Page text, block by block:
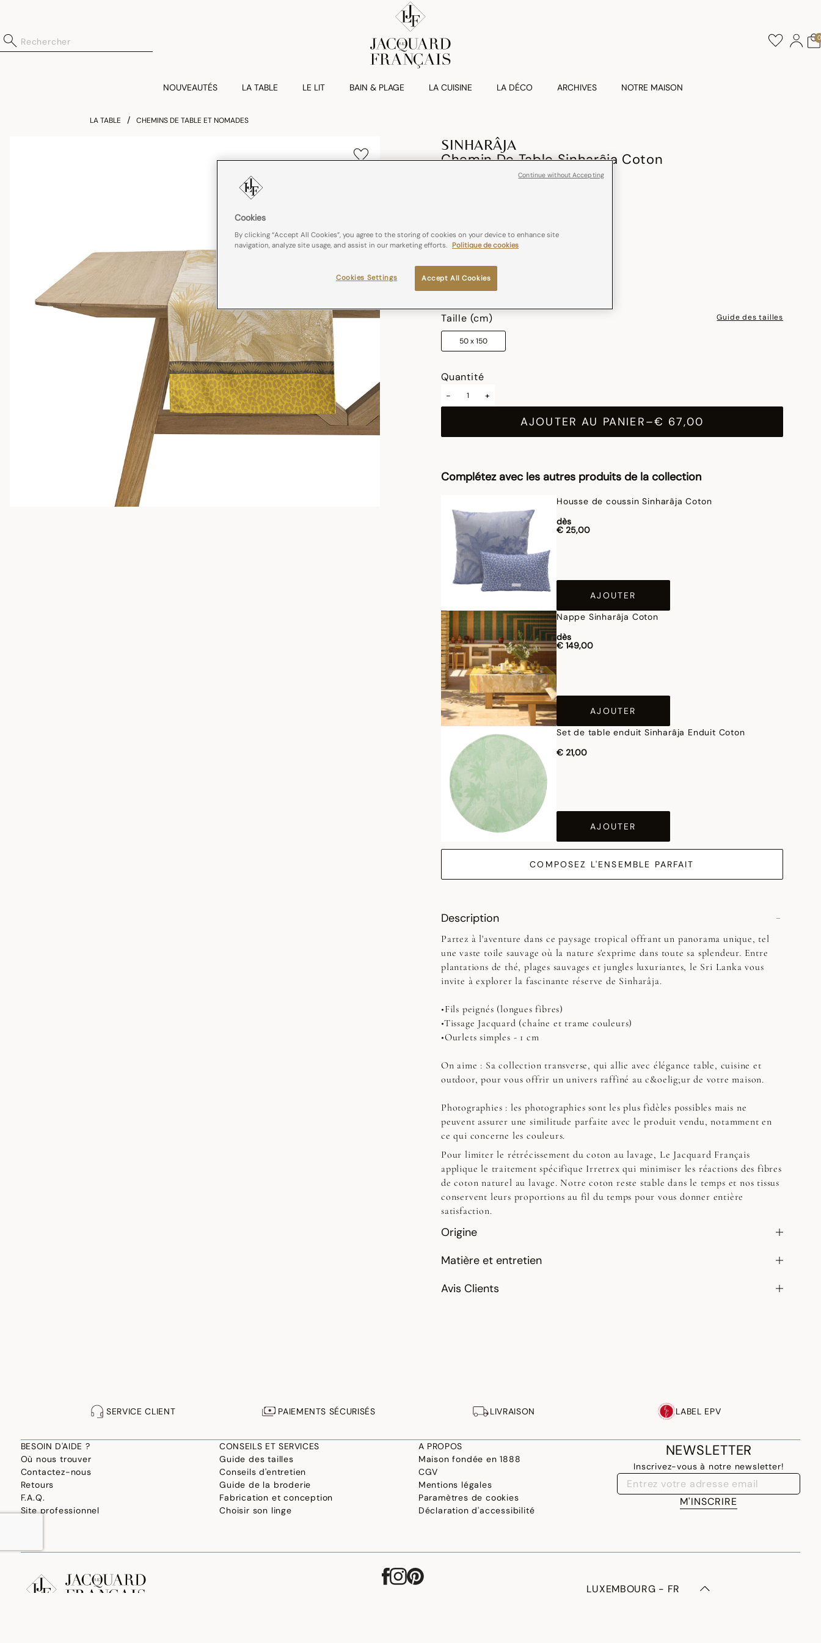
0
NOUVEAUTÉS LA TABLE LE LIT BAIN & PLAGE LA CUISINE LA DÉCO ARCHIVES NOTRE MAISON
LA TABLE CHEMINS DE TABLE ET NOMADES
SINHARÂJA
Chemin De Table Sinharâja Coton
sélectionné
Taille (cm) Guide des tailles
50 x 150
Quantité
- +
AJOUTER AU PANIER–€ 67,00
Complétez avec les autres produits de la collection
Housse de coussin Sinharâja Coton
dès
€ 25,00
AJOUTER
Nappe Sinharâja Coton
dès
€ 149,00
AJOUTER
Set de table enduit Sinharâja Enduit Coton
€ 21,00
AJOUTER
COMPOSEZ L'ENSEMBLE PARFAIT
Description
Partez à l'aventure dans ce paysage tropical offrant un panorama unique, tel
une vaste toile sauvage où la nature s'exprime dans toute sa splendeur. Entre
plantations de thé, plages sauvages et jungles luxuriantes, le Sri Lanka vous
invite à explorer la fascinante réserve de Sinharâja.
•Fils peignés (longues fibres)
•Tissage Jacquard (chaîne et trame couleurs)
•Ourlets simples - 1 cm
On aime : Sa collection transverse, qui allie avec élégance table, cuisine et
outdoor, pour vous offrir un univers raffiné au c&oelig;ur de votre maison.
Photographies : les photographies sont les plus fidèles possibles mais ne
peuvent assurer une similitude parfaite avec le produit vendu, notamment en
ce qui concerne les couleurs.
Pour limiter le rétrécissement du coton au lavage, Le Jacquard Français
applique le traitement spécifique Irretrex qui minimiser les réactions des fibres
de coton naturel au lavage. Notre coton reste stable dans le temps et nos tissus
conservent leurs proportions au fil du temps pour vous donner entière
satisfaction.
Origine
Matière et entretien
Avis Clients
SERVICE CLIENT PAIEMENTS SÉCURISÉS LIVRAISON LABEL EPV
BESOIN D'AIDE ?
Où nous trouver
Contactez-nous
Retours
F.A.Q.
Site professionnel
CONSEILS ET SERVICES
Guide des tailles
Conseils d'entretien
Guide de la broderie
Fabrication et conception
Choisir son linge
A PROPOS
Maison fondée en 1888
CGV
Mentions légales
Paramètres de cookies
Déclaration d'accessibilité
NEWSLETTER
Inscrivez-vous à notre newsletter!
M'INSCRIRE
LUXEMBOURG - FR
Cookies
By clicking “Accept All Cookies”, you agree to the storing of cookies on your device to enhance site
navigation, analyze site usage, and assist in our marketing efforts. Politique de cookies
Accept All Cookies
Cookies Settings
Continue without Accepting